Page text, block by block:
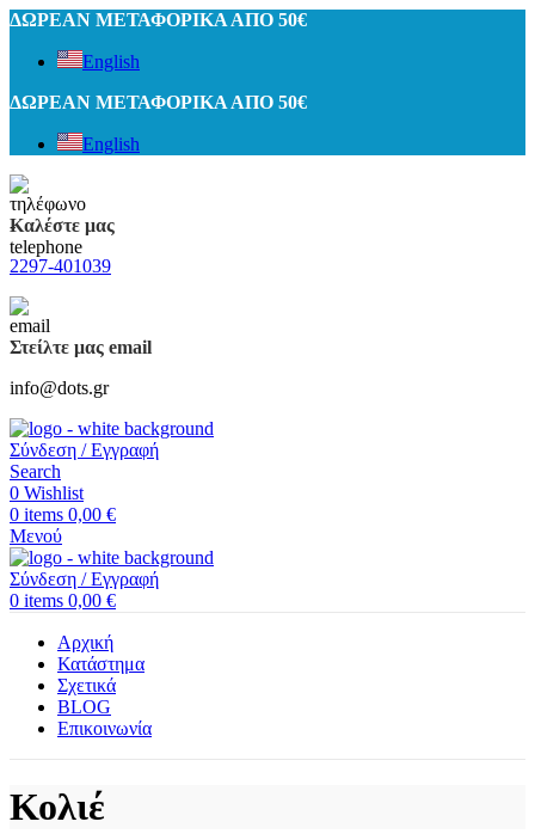
ΔΩΡΕΑΝ ΜΕΤΑΦΟΡΙΚΑ ΑΠΟ 50€
English
ΔΩΡΕΑΝ ΜΕΤΑΦΟΡΙΚΑ ΑΠΟ 50€
English
Καλέστε μας
2297-401039
Στείλτε μας email
info@dots.gr
Σύνδεση / Εγγραφή
Search
0 Wishlist
0 items 0,00 €
Μενού
Σύνδεση / Εγγραφή
0 items 0,00 €
Αρχική
Κατάστημα
Σχετικά
BLOG
Επικοινωνία
Κολιέ